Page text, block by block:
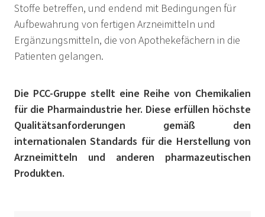
Stoffe betreffen, und endend mit Bedingungen für
Aufbewahrung von fertigen Arzneimitteln und
Ergänzungsmitteln, die von Apothekefächern in die
Patienten gelangen.
Die PCC-Gruppe stellt eine Reihe von Chemikalien
für die Pharmaindustrie her. Diese erfüllen höchste
Qualitätsanforderungen gemäß den
internationalen Standards für die Herstellung von
Arzneimitteln und anderen pharmazeutischen
Produkten.